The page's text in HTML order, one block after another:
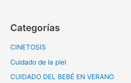
Categorías
CINETOSIS
Cuidado de la piel
CUIDADO DEL BEBÉ EN VERANO